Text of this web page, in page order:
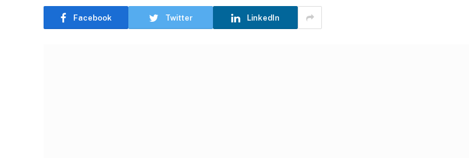
Facebook Twitter LinkedIn